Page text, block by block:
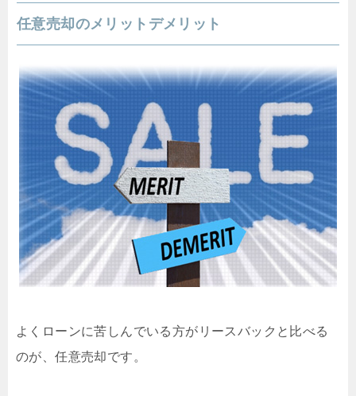
任意売却のメリットデメリット
よくローンに苦しんでいる方がリースバックと比べる
のが、任意売却です。